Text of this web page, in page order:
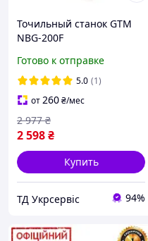
Точильный станок GTM
NBG-200F
Готово к отправке
5.0 (1)
от260₴/мес
2 598₴
2 977 ₴
Купить
ТД Укрсервіс 94%